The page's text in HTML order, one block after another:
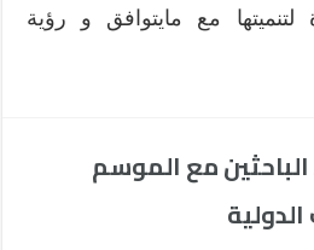
مع مايتوافق و رؤية
: موعد الباحثين مع الموسم